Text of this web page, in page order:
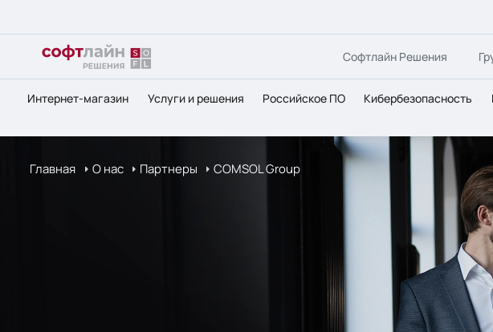
Софтлайн Решения
Интернет-магазин Услуги и решения Российское ПО Кибербезопасность
Главная О нас Партнеры COMSOL Group